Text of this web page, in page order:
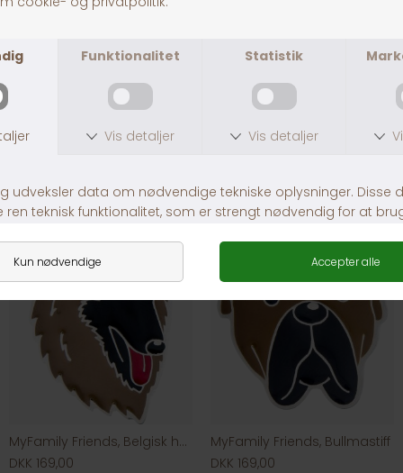
Fragt fra 39,-
1-3 dages levering
Andre købte også
MyFamily Friends, Belgisk hyrdehund
DKK 169,00
MyFamily Friends, Bullmastiff
DKK 169,00